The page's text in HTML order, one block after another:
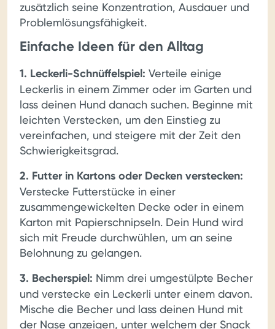
zusätzlich seine Konzentration, Ausdauer und
Problemlösungsfähigkeit.
Einfache Ideen für den Alltag
1. Leckerli-Schnüffelspiel: Verteile einige
Leckerlis in einem Zimmer oder im Garten und
lass deinen Hund danach suchen. Beginne mit
leichten Verstecken, um den Einstieg zu
vereinfachen, und steigere mit der Zeit den
Schwierigkeitsgrad.
2. Futter in Kartons oder Decken verstecken:
Verstecke Futterstücke in einer
zusammengewickelten Decke oder in einem
Karton mit Papierschnipseln. Dein Hund wird
sich mit Freude durchwühlen, um an seine
Belohnung zu gelangen.
3. Becherspiel: Nimm drei umgestülpte Becher
und verstecke ein Leckerli unter einem davon.
Mische die Becher und lass deinen Hund mit
der Nase anzeigen, unter welchem der Snack